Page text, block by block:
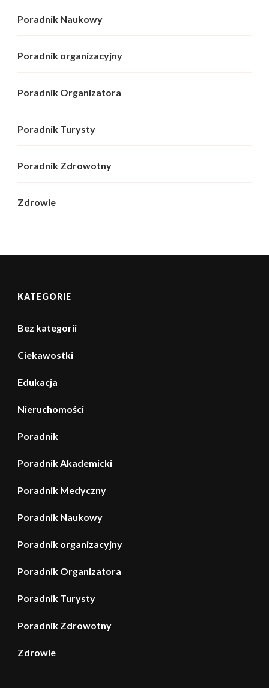
Poradnik Naukowy
Poradnik organizacyjny
Poradnik Organizatora
Poradnik Turysty
Poradnik Zdrowotny
Zdrowie
KATEGORIE
Bez kategorii
Ciekawostki
Edukacja
Nieruchomości
Poradnik
Poradnik Akademicki
Poradnik Medyczny
Poradnik Naukowy
Poradnik organizacyjny
Poradnik Organizatora
Poradnik Turysty
Poradnik Zdrowotny
Zdrowie